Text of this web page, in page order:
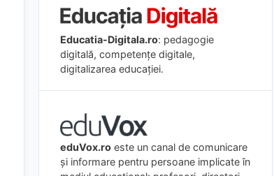
Educatia-Digitala.ro: pedagogie
digitală, competențe digitale,
digitalizarea educației.
eduVox.ro este un canal de comunicare
și informare pentru persoane implicate în